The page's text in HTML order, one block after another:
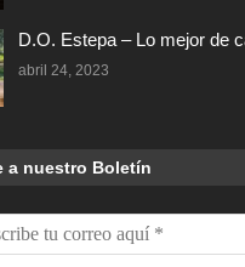
D.O. Estepa – Lo mejor de
abril 24, 2023
a nuestro Boletín